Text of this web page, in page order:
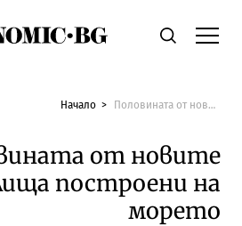
Economic.bgТърсене
Начало Половината от новите жилища построени на морето
от новите
построени на
морето